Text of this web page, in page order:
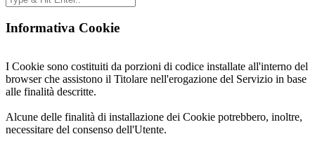
Informativa Cookie
I Cookie sono costituiti da porzioni di codice installate all'interno del
browser che assistono il Titolare nell'erogazione del Servizio in base
alle finalità descritte.
Alcune delle finalità di installazione dei Cookie potrebbero, inoltre,
necessitare del consenso dell'Utente.